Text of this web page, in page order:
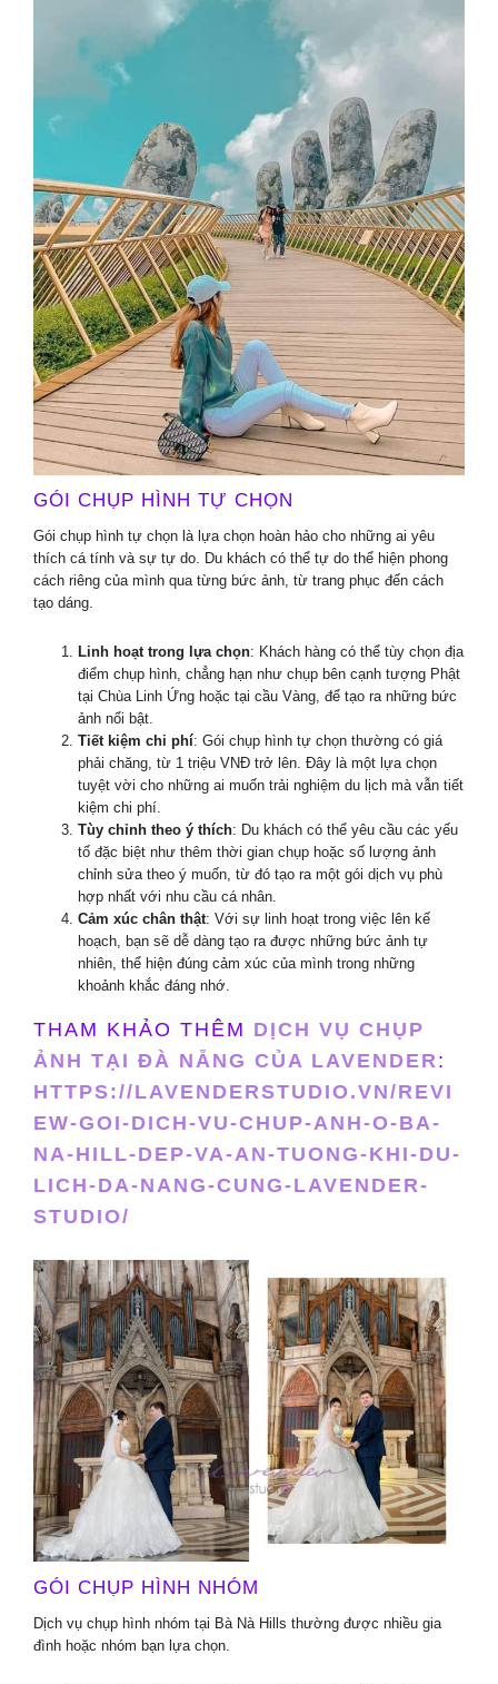
GÓI CHỤP HÌNH TỰ CHỌN
Gói chụp hình tự chọn là lựa chọn hoàn hảo cho những ai yêu
thích cá tính và sự tự do. Du khách có thể tự do thể hiện phong
cách riêng của mình qua từng bức ảnh, từ trang phục đến cách
tạo dáng.
Linh hoạt trong lựa chọn: Khách hàng có thể tùy chọn địa
điểm chụp hình, chẳng hạn như chụp bên cạnh tượng Phật
tại Chùa Linh Ứng hoặc tại cầu Vàng, để tạo ra những bức
ảnh nổi bật.
Tiết kiệm chi phí: Gói chụp hình tự chọn thường có giá
phải chăng, từ 1 triệu VNĐ trở lên. Đây là một lựa chọn
tuyệt vời cho những ai muốn trải nghiệm du lịch mà vẫn tiết
kiệm chi phí.
Tùy chỉnh theo ý thích: Du khách có thể yêu cầu các yếu
tố đặc biệt như thêm thời gian chụp hoặc số lượng ảnh
chỉnh sửa theo ý muốn, từ đó tạo ra một gói dịch vụ phù
hợp nhất với nhu cầu cá nhân.
Cảm xúc chân thật: Với sự linh hoạt trong việc lên kế
hoạch, bạn sẽ dễ dàng tạo ra được những bức ảnh tự
nhiên, thể hiện đúng cảm xúc của mình trong những
khoảnh khắc đáng nhớ.
THAM KHẢO THÊM DỊCH VỤ CHỤP
ẢNH TẠI ĐÀ NẴNG CỦA LAVENDER:
HTTPS://LAVENDERSTUDIO.VN/REVI
EW-GOI-DICH-VU-CHUP-ANH-O-BA-
NA-HILL-DEP-VA-AN-TUONG-KHI-DU-
LICH-DA-NANG-CUNG-LAVENDER-
STUDIO/
GÓI CHỤP HÌNH NHÓM
Dịch vụ chụp hình nhóm tại Bà Nà Hills thường được nhiều gia
đình hoặc nhóm bạn lựa chọn.